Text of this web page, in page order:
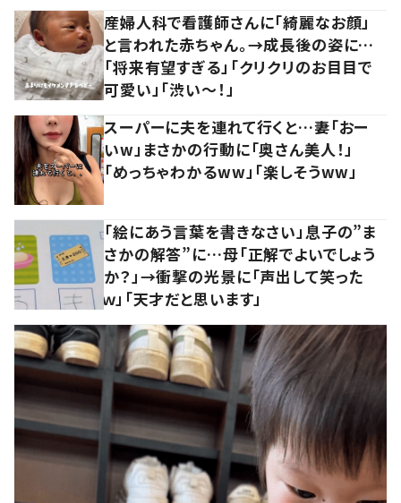
産婦人科で看護師さんに「綺麗なお顔」
と言われた赤ちゃん。→成長後の姿に…
「将来有望すぎる」「クリクリのお目目で
可愛い」「渋い～！」
スーパーに夫を連れて行くと…妻「おー
いw」まさかの行動に「奥さん美人！」
「めっちゃわかるww」「楽しそうww」
「絵にあう言葉を書きなさい」息子の”ま
さかの解答”に…母「正解でよいでしょう
か？」→衝撃の光景に「声出して笑った
ｗ」「天才だと思います」